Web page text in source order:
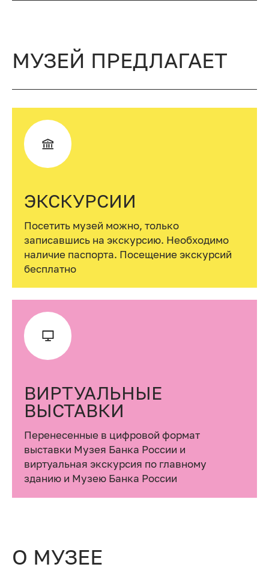
МУЗЕЙ ПРЕДЛАГАЕТ
ЭКСКУРСИИ
Посетить музей можно, только
записавшись на экскурсию. Необходимо
наличие паспорта. Посещение экскурсий
бесплатно
ВИРТУАЛЬНЫЕ
ВЫСТАВКИ
Перенесенные в цифровой формат
выставки Музея Банка России и
виртуальная экскурсия по главному
зданию и Музею Банка России
О МУЗЕЕ